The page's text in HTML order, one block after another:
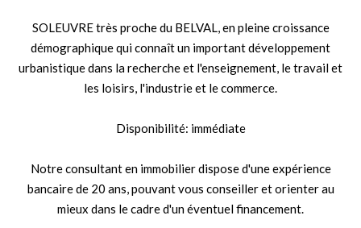
SOLEUVRE très proche du BELVAL, en pleine croissance
démographique qui connaît un important développement
urbanistique dans la recherche et l'enseignement, le travail et
les loisirs, l'industrie et le commerce.
Disponibilité: immédiate
Notre consultant en immobilier dispose d'une expérience
bancaire de 20 ans, pouvant vous conseiller et orienter au
mieux dans le cadre d'un éventuel financement.